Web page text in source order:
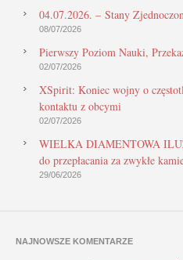
04.07.2026. – Stany
08/07/2026
Pierwszy Poziom Nauki,
02/07/2026
XSpirit: Koniec wojny o
kontaktu z obcymi
02/07/2026
WIELKA DIAMENTOWA
do przepłacania za zwykłe
29/06/2026
NAJNOWSZE KOMENTARZE